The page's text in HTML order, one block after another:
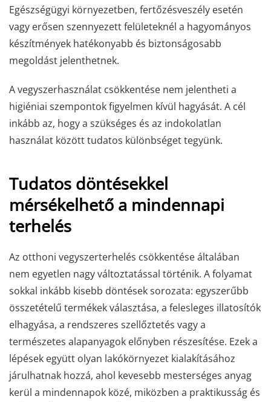
Egészségügyi környezetben, fertőzésveszély esetén
vagy erősen szennyezett felületeknél a hagyományos
készítmények hatékonyabb és biztonságosabb
megoldást jelenthetnek.
A vegyszerhasználat csökkentése nem jelentheti a
higiéniai szempontok figyelmen kívül hagyását. A cél
inkább az, hogy a szükséges és az indokolatlan
használat között tudatos különbséget tegyünk.
Tudatos döntésekkel
mérsékelhető a mindennapi
terhelés
Az otthoni vegyszerterhelés csökkentése általában
nem egyetlen nagy változtatással történik. A folyamat
sokkal inkább kisebb döntések sorozata: egyszerűbb
összetételű termékek választása, a felesleges illatosítók
elhagyása, a rendszeres szellőztetés vagy a
természetes alapanyagok előnyben részesítése. Ezek a
lépések együtt olyan lakókörnyezet kialakításához
járulhatnak hozzá, ahol kevesebb mesterséges anyag
kerül a mindennapok közé, miközben a praktikusság és